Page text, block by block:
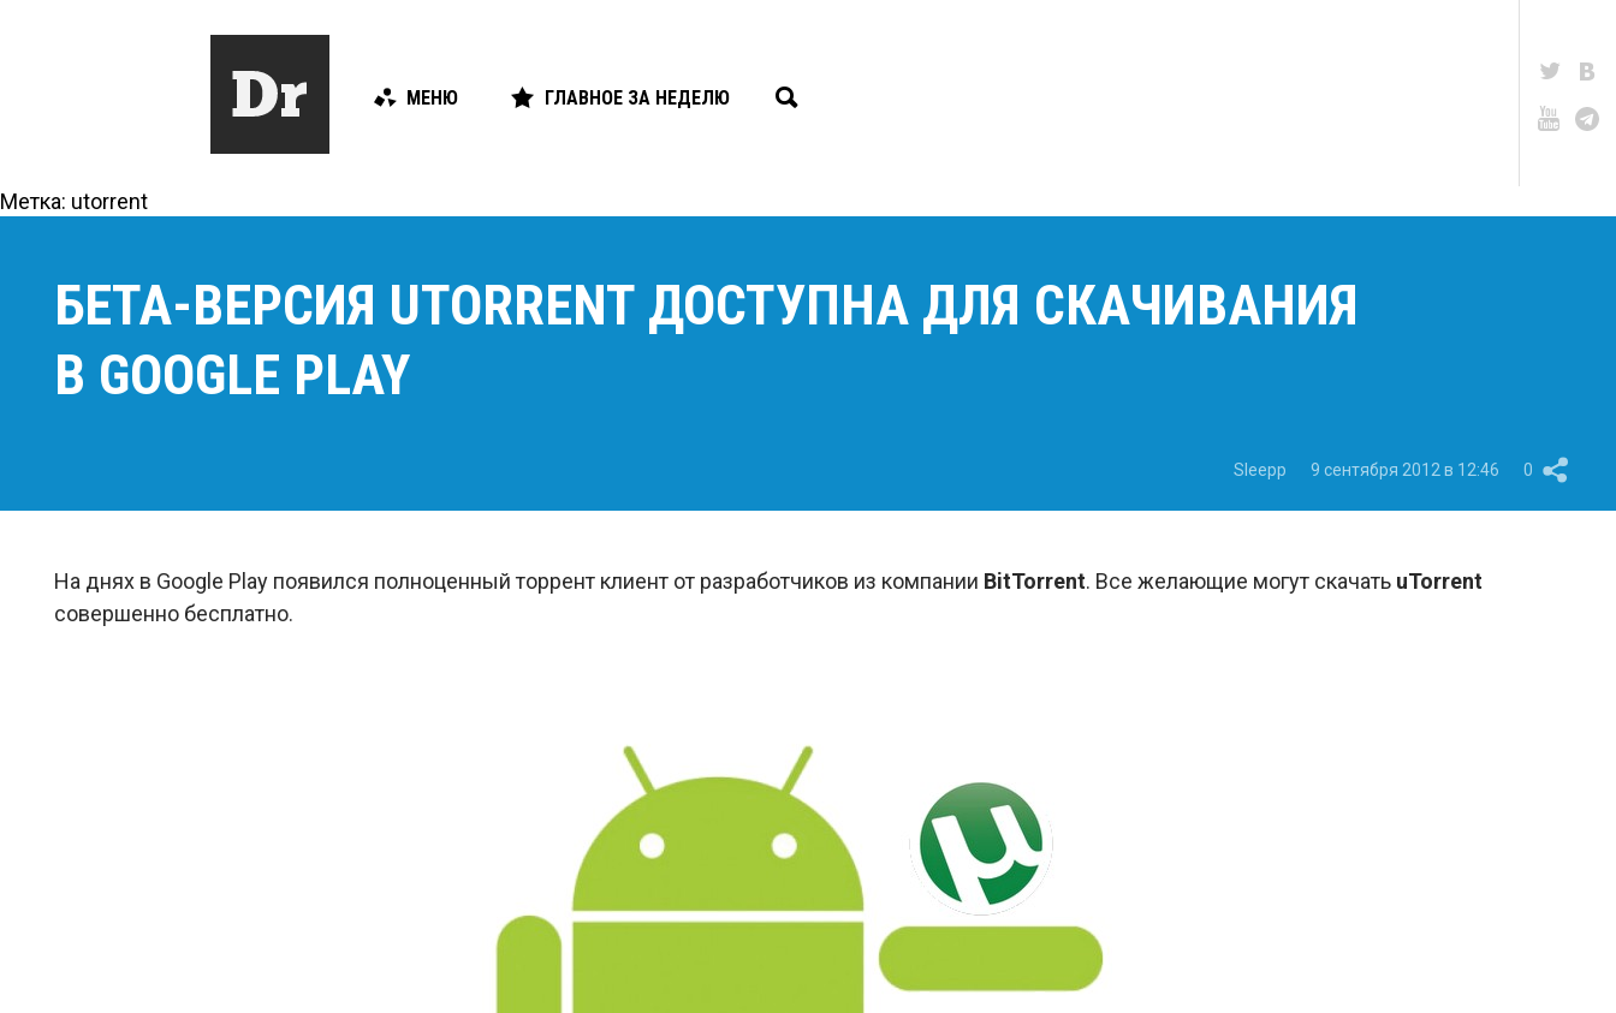
МЕНЮ ГЛАВНОЕ ЗА НЕДЕЛЮ
Метка: utorrent
БЕТА-ВЕРСИЯ UTORRENT ДОСТУПНА ДЛЯ СКАЧИВАНИЯ
В GOOGLE PLAY
Sleepp 9 сентября 2012 в 12:46 0
На днях в Google Play появился полноценный торрент клиент от разработчиков из компании BitTorrent. Все желающие могут скачать uTorrent
совершенно бесплатно.